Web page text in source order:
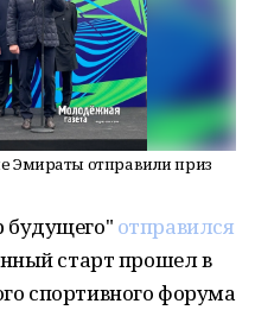
Эмираты отправили приз
будущего" отправился
старт прошел в
спортивного форума